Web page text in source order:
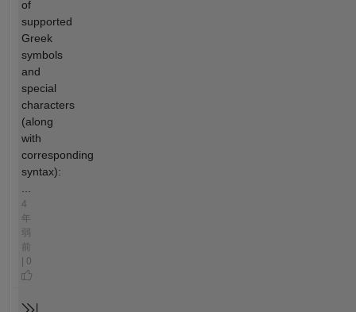
of
supported
Greek
symbols
and
special
characters
(along
with
corresponding
syntax):
4
年
弱
前
| 0